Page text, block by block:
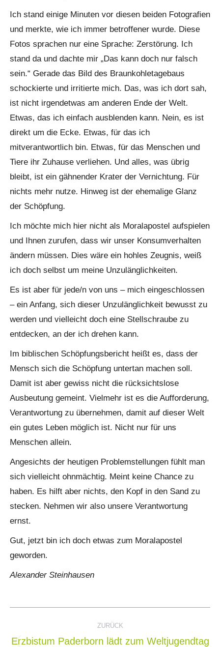
Ich stand einige Minuten vor diesen beiden Fotografien
und merkte, wie ich immer betroffener wurde. Diese
Fotos sprachen nur eine Sprache: Zerstörung. Ich
stand da und dachte mir „Das kann doch nur falsch
sein.“ Gerade das Bild des Braunkohletagebaus
schockierte und irritierte mich. Das, was ich dort sah,
ist nicht irgendetwas am anderen Ende der Welt.
Etwas, das ich einfach ausblenden kann. Nein, es ist
direkt um die Ecke. Etwas, für das ich
mitverantwortlich bin. Etwas, für das Menschen und
Tiere ihr Zuhause verliehen. Und alles, was übrig
bleibt, ist ein gähnender Krater der Vernichtung. Für
nichts mehr nutze. Hinweg ist der ehemalige Glanz
der Schöpfung.
Ich möchte mich hier nicht als Moralapostel aufspielen
und Ihnen zurufen, dass wir unser Konsumverhalten
ändern müssen. Dies wäre ein hohles Zeugnis, weiß
ich doch selbst um meine Unzulänglichkeiten.
Es ist aber für jede/n von uns – mich eingeschlossen
– ein Anfang, sich dieser Unzulänglichkeit bewusst zu
werden und vielleicht doch eine Stellschraube zu
entdecken, an der ich drehen kann.
Im biblischen Schöpfungsbericht heißt es, dass der
Mensch sich die Schöpfung untertan machen soll.
Damit ist aber gewiss nicht die rücksichtslose
Ausbeutung gemeint. Vielmehr ist es die Aufforderung,
Verantwortung zu übernehmen, damit auf dieser Welt
ein gutes Leben möglich ist. Nicht nur für uns
Menschen allein.
Angesichts der heutigen Problemstellungen fühlt man
sich vielleicht ohnmächtig. Meint keine Chance zu
haben. Es hilft aber nichts, den Kopf in den Sand zu
stecken. Nehmen wir also unsere Verantwortung
ernst.
Gut, jetzt bin ich doch etwas zum Moralapostel
geworden.
Alexander Steinhausen
Kommentarnavigation
ZURÜCK
Erzbistum Paderborn lädt zum Weltjugendtag